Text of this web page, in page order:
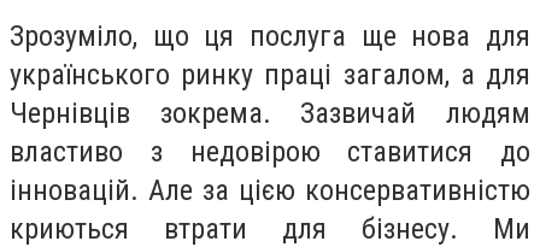
Зрозуміло, що ця послуга ще нова для
українського ринку праці загалом, а для
Чернівців зокрема. Зазвичай людям
властиво з недовірою ставитися до
інновацій. Але за цією консервативністю
криються втрати для бізнесу. Ми